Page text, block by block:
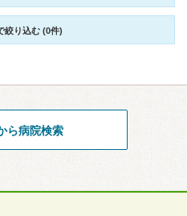
絞り込む (0件)
ら病院検索